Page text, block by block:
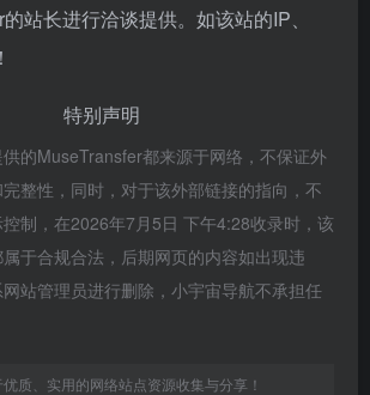
站长进行洽谈提供。如该站的IP、
特别声明
的MuseTransfer都来源于网络，不保证外
整性，同时，对于该外部链接的指向，不
制，在2026年7月5日 下午4:28收录时，该
于合规合法，后期网页的内容如出现违
站管理员进行删除，小宇宙导航不承担任
质、实用的网络站点资源收集与分享！